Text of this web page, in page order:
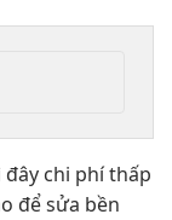
đây chi phí thấp
để sửa bền